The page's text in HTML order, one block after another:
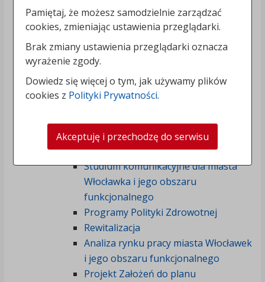
Strategii rozwoju miasta
Włocławek 2030+
Sprawozdanie z przebiegu i
rozwoju miasta Włocławek 2030
Strategia rozwoju miasta Włocławek
2020+
Strategia OSI dla miasta Włocławek
Studium komunikacyjne dla miasta
Włocławka i jego obszaru
funkcjonalnego
Programy Polityki Zdrowotnej
Rewitalizacja
Analiza rynku pracy miasta Włocławek
i jego obszaru funkcjonalnego
Projekt Założeń do planu
Pamiętaj, że możesz samodzielnie zarządzać
cookies, zmieniając ustawienia przeglądarki.
Brak zmiany ustawienia przeglądarki oznacza
wyrażenie zgody.
Dowiedz się więcej o tym, jak używamy plików
cookies z Polityki Prywatności.
Akceptuję i przechodzę do serwisu